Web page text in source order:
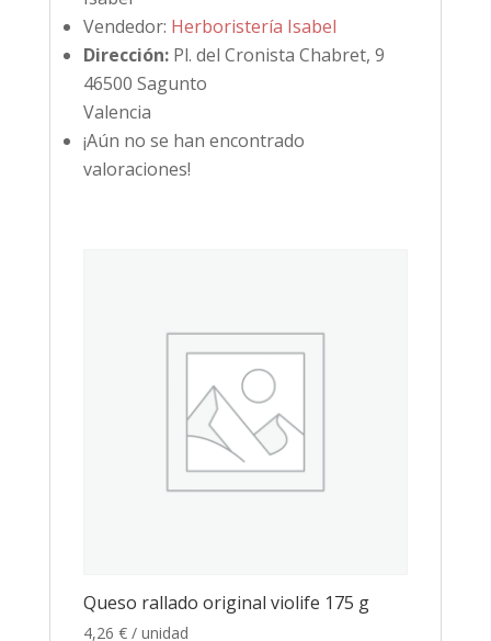
Vendedor: Herboristería Isabel
Dirección: Pl. del Cronista Chabret, 9
46500 Sagunto
Valencia
¡Aún no se han encontrado
valoraciones!
Queso rallado original violife 175 g
4,26 € / unidad